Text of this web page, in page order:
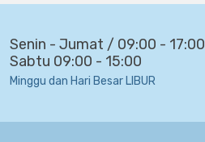
Senin - Jumat / 09:00 - 17:00
Sabtu 09:00 - 15:00
Minggu dan Hari Besar LIBUR